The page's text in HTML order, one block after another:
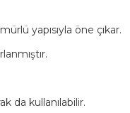
yapısıyla öne çıkar.
da kullanılabilir.